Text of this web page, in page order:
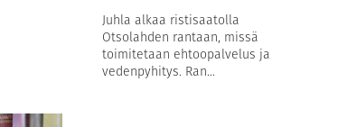
Juhla alkaa ristisaatolla
Otsolahden rantaan, missä
toimitetaan ehtoopalvelus ja
vedenpyhitys. Ran...